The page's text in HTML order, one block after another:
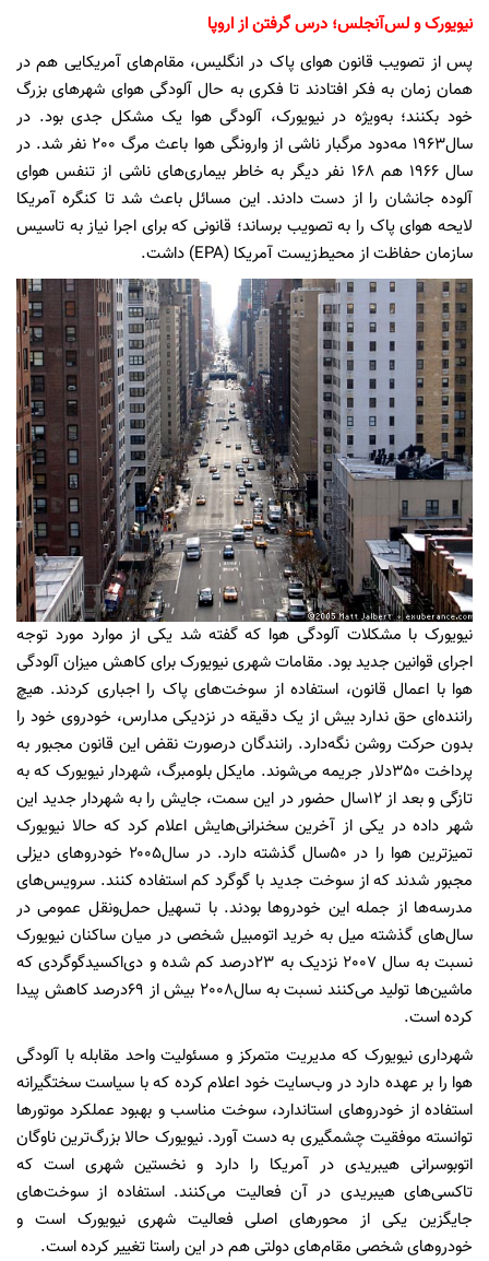
نیویورک و لس‌آنجلس؛ درس گرفتن از اروپا
پس از تصویب قانون هوای پاک در انگلیس، مقام‌های آمریکایی هم در
همان زمان به فکر افتادند تا فکری به حال آلودگی هوای شهرهای بزرگ
خود بکنند؛ به‌ویژه در نیویورک، آلودگی هوا یک مشکل جدی بود. در
سال۱۹۶۳ مه‌دود مرگبار ناشی از وارونگی هوا باعث مرگ 200 نفر شد. در
سال ۱۹۶۶ هم 168 نفر دیگر به خاطر بیماری‌های ناشی از تنفس هوای
آلوده جانشان را از دست دادند. این مسائل باعث شد تا کنگره آمریکا
لایحه هوای پاک را به تصویب برساند؛ قانونی که برای اجرا نیاز به تاسیس
سازمان حفاظت از محیط‌زیست آمریکا (EPA) داشت.
نیویورک با مشکلات آلودگی هوا که گفته شد یکی از موارد مورد توجه
اجرای قوانین جدید بود. مقامات شهری نیویورک برای کاهش میزان آلودگی
هوا با اعمال قانون، استفاده از سوخت‌های پاک‌ را اجباری کردند. هیچ
راننده‌ای حق ندارد بیش از یک دقیقه در نزدیکی مدارس، خودروی خود را
بدون حرکت روشن نگه‌دارد. رانندگان درصورت نقض این قانون مجبور به
پرداخت 350دلار جریمه می‌شوند. مایکل بلومبرگ، شهردار نیویورک که به
تازگی و بعد از 12سال حضور در این سمت، جایش را به شهردار جدید این
شهر داده در یکی از آخرین سخنرانی‌هایش اعلام کرد که حالا نیویورک
تمیزترین هوا را در ۵۰سال گذشته دارد. در سال۲۰۰۵ خودروهای دیزلی
مجبور شدند که از سوخت جدید با گوگرد کم استفاده کنند. سرویس‌های
مدرسه‌ها از جمله این خودروها بودند. با تسهیل حمل‌ونقل عمومی در
سال‌های گذشته میل به خرید اتومبیل شخصی در میان ساکنان نیویورک
نسبت به سال 2007 نزدیک به 23‌درصد کم شده و دی‌اکسیدگوگردی که
ماشین‌ها تولید می‌کنند نسبت به سال2008 بیش از 69‌درصد کاهش پیدا
کرده است.
شهرداری نیویورک که مدیریت متمرکز و مسئولیت واحد مقابله با آلودگی
هوا را بر عهده دارد در وب‌سایت خود اعلام کرده که با سیاست سختگیرانه
استفاده از خودروهای استاندارد، سوخت مناسب و بهبود عملکرد موتورها
توانسته موفقیت چشمگیری به دست آورد. نیویورک حالا بزرگ‌ترین ناوگان
اتوبوسرانی هیبریدی در آمریکا را دارد و نخستین شهری است که
تاکسی‌های هیبریدی در آن فعالیت می‌کنند. استفاده از سوخت‌های
جایگزین یکی از محورهای اصلی فعالیت شهری نیویورک است و
خودروهای شخصی مقام‌های دولتی هم در این راستا تغییر کرده است.